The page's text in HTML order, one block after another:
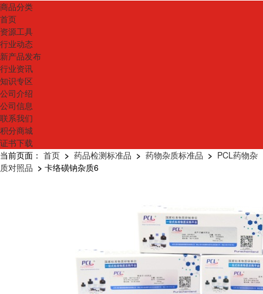
商品分类
首页
资源工具
行业动态
新产品发布
行业资讯
知识专区
公司介绍
公司信息
联系我们
积分商城
证书下载
当前页面： 首页 > 药品检测标准品 > 药物杂质标准品 > PCL药物杂
质对照品 > 卡络磺钠杂质6